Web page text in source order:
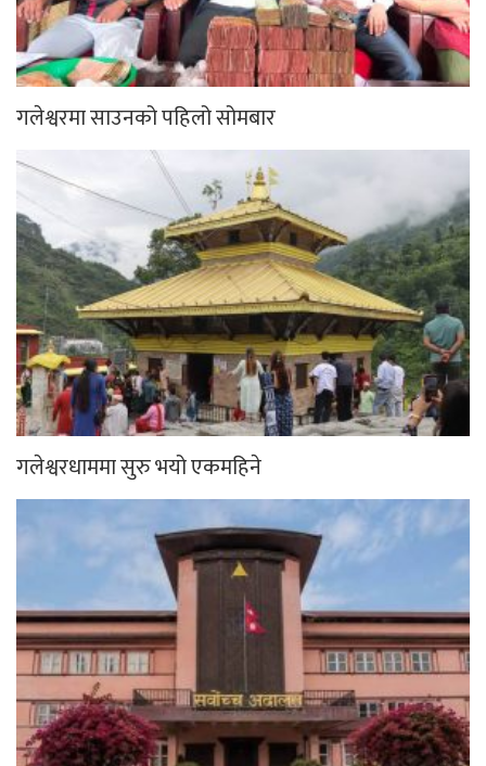
गलेश्वरमा साउनको पहिलो सोमबार
गलेश्वरधाममा सुरु भयो एकमहिने